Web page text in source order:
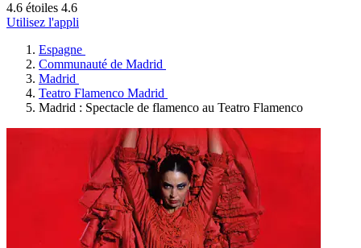
4.6 étoiles 4.6
Utilisez l'appli
Espagne
Communauté de Madrid
Madrid
Teatro Flamenco Madrid
Madrid : Spectacle de flamenco au Teatro Flamenco